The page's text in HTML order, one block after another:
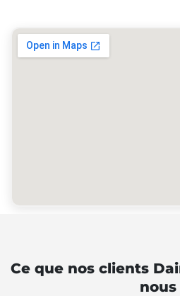
Ce que nos clients
nous